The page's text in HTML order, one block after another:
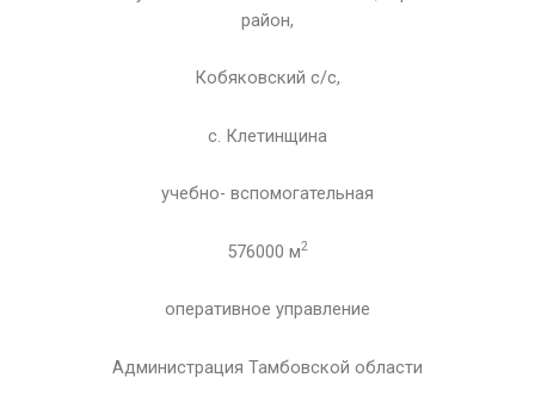
район,
Кобяковский с/с,
с. Клетинщина
учебно- вспомогательная
576000 м2
оперативное управление
Администрация Тамбовской области